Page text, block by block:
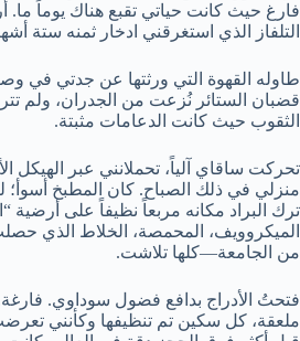
فارغ حيث كانت حياتي تقبع هناك يوماً ما.
التلفاز الذي استغرقني ادخار ثمنه ستة
طاوله القهوة التي ورثتها عن جدتي في
قضبان الستائر نُزعت من الجدران، ولم
الثقوب حيث كانت الدعامات مثبتة.
تحركت ساقاي آلياً، تحملانني عبر الهيكل
منزلي في ذلك الصباح. كان المطبخ
ترك البراد مكانه مربعاً نظيفاً على أرضية
الميكروويف، المحمصة، الخلاط الذي
من الجامعة—كلها تلاشت.
فتحتُ الأدراج بدافع فضول سوداوي.
ملعقة، كل سكين تم تنظيفها وكأنني